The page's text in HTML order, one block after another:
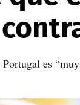
es